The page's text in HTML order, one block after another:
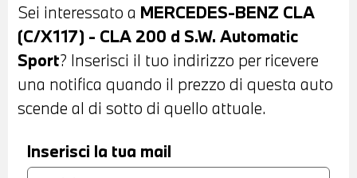
USB - BLUETOOTH - NAVIGATORE -
CLIMATIZZATORE MANUALE -
POSSIBILITA' DI PROVA - POSSIBILITA' DI
PERMUITA - POSSIBILITA' DI
FINANZIAMENTO ANCHE PER L'INTERO
IMPORTO
Sei interessato a MERCEDES-BENZ CLA
(C/X117) - CLA 200 d S.W. Automatic
Sport? Inserisci il tuo indirizzo per ricevere
una notifica quando il prezzo di questa auto
scende al di sotto di quello attuale.
Inserisci la tua mail